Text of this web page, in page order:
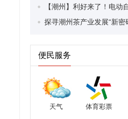
便民服务
天气 体育彩票